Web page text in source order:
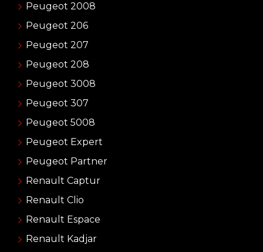
Peugeot 2008
Peugeot 206
Peugeot 207
Peugeot 208
Peugeot 3008
Peugeot 307
Peugeot 5008
Peugeot Expert
Peugeot Partner
Renault Captur
Renault Clio
Renault Espace
Renault Kadjar